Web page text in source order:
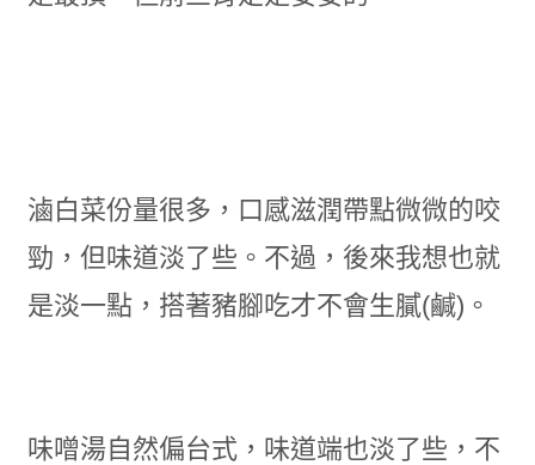
滷白菜份量很多，口感滋潤帶點微微的咬
勁，但味道淡了些。不過，後來我想也就
是淡一點，搭著豬腳吃才不會生膩(鹹)。
味噌湯自然偏台式，味道端也淡了些，不